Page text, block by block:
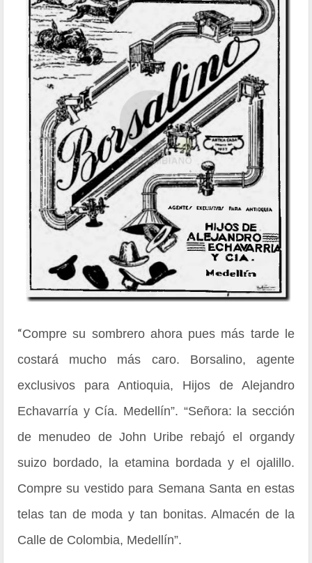
“Compre su sombrero ahora pues más tarde le
costará mucho más caro. Borsalino, agente
exclusivos para Antioquia, Hijos de Alejandro
Echavarría y Cía. Medellín”. “Señora: la sección
de menudeo de John Uribe rebajó el organdy
suizo bordado, la etamina bordada y el ojalillo.
Compre su vestido para Semana Santa en estas
telas tan de moda y tan bonitas. Almacén de la
Calle de Colombia, Medellín”.